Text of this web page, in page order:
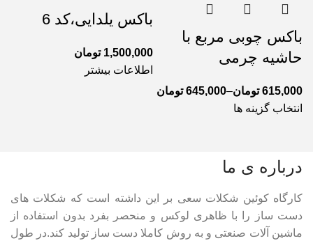
باکس چوبی مربع با
حاشیه چرمی
615,000 تومان–
645,000 تومان
انتخاب گزینه ها
باکس یلدایی،کد 6
1,500,000 تومان
اطلاعات بیشتر
درباره ی ما
کارگاه کوئین شکلات سعی بر این داشته است که شکلات های
دست ساز را با ظاهری لوکس و منحصر بفرد بدون استفاده از
ماشین آلات صنعتی و به روش کاملا دست ساز تولید کند.در طول